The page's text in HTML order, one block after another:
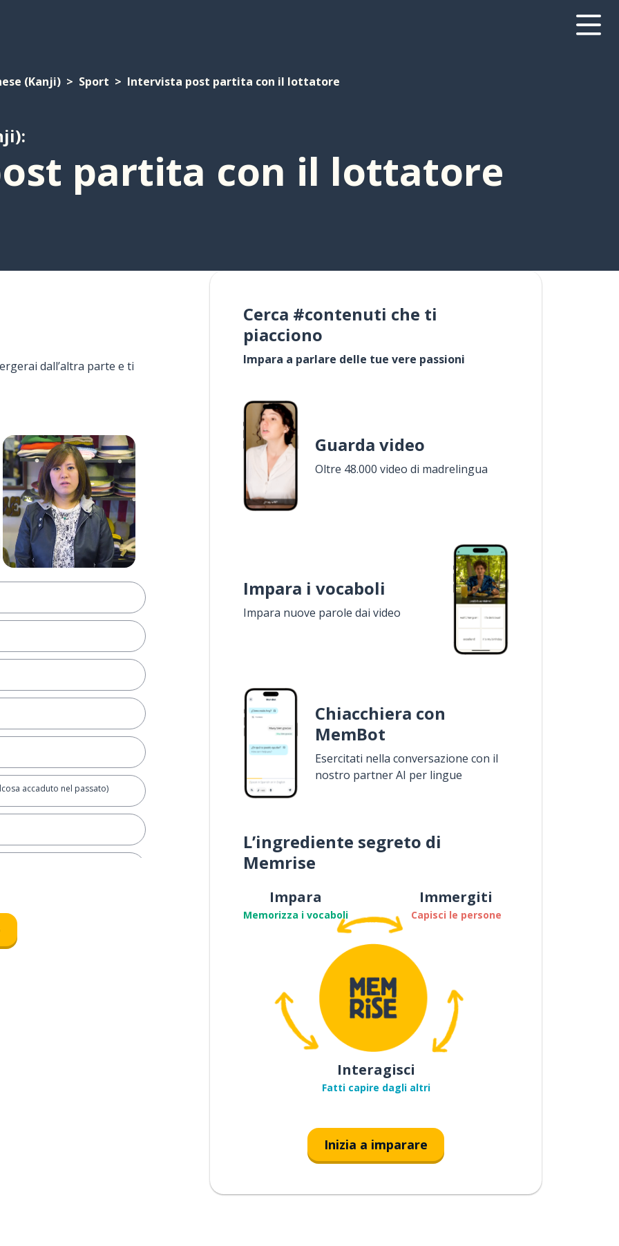
(Kanji) Sport Intervista post partita con il lottatore
partita con il lottatore
dall’altra parte e ti
accaduto nel passato)
Cerca #contenuti che ti
piacciono
Impara a parlare delle tue vere passioni
Guarda video
Oltre 48.000 video di madrelingua
Impara i vocaboli
Impara nuove parole dai video
Chiacchiera con
MemBot
Esercitati nella conversazione con il
nostro partner AI per lingue
L’ingrediente segreto di
Memrise
Impara
Memorizza i vocaboli
Immergiti
Capisci le persone
Interagisci
Fatti capire dagli altri
Inizia a imparare